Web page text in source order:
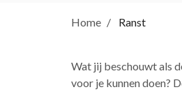
Home Ranst
Wat jij beschouwt als
voor je kunnen doen?